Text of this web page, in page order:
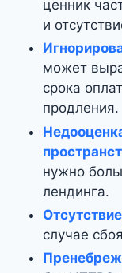
ценник
и
может
срока
продления.
нужно
лендинга.
случае